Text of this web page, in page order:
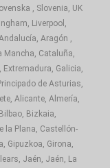
, Slovenia, UK
Liverpool,
Aragón ,
Mancha, Cataluña,
Galicia,
de Asturias,
Alicante, Almería,
Bizkaia,
la Plana, Castellón-
Gipuzkoa, Girona,
Jaén, Jaén, La